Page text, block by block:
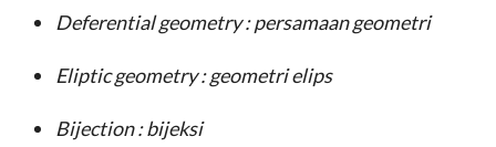
Deferential geometry: persamaan geometri
Eliptic geometry: geometri elips
Bijection: bijeksi